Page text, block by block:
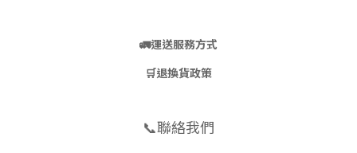
🚛運送服務方式
🛒退換貨政策
📞聯絡我們